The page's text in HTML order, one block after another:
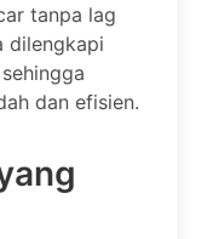
tanpa lag
dilengkapi
dan efisien.